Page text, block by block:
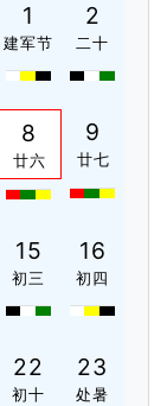
1
建军节
2
二十
8
廿六
9
廿七
15
初三
16
初四
22
初十
23
处暑